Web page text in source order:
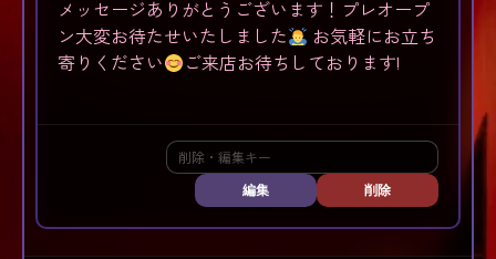
メッセージありがとうございます！プレオープ
ン大変お待たせいたしました
お気軽にお立ち
寄りください
ご来店お待ちしております!
編集 削除